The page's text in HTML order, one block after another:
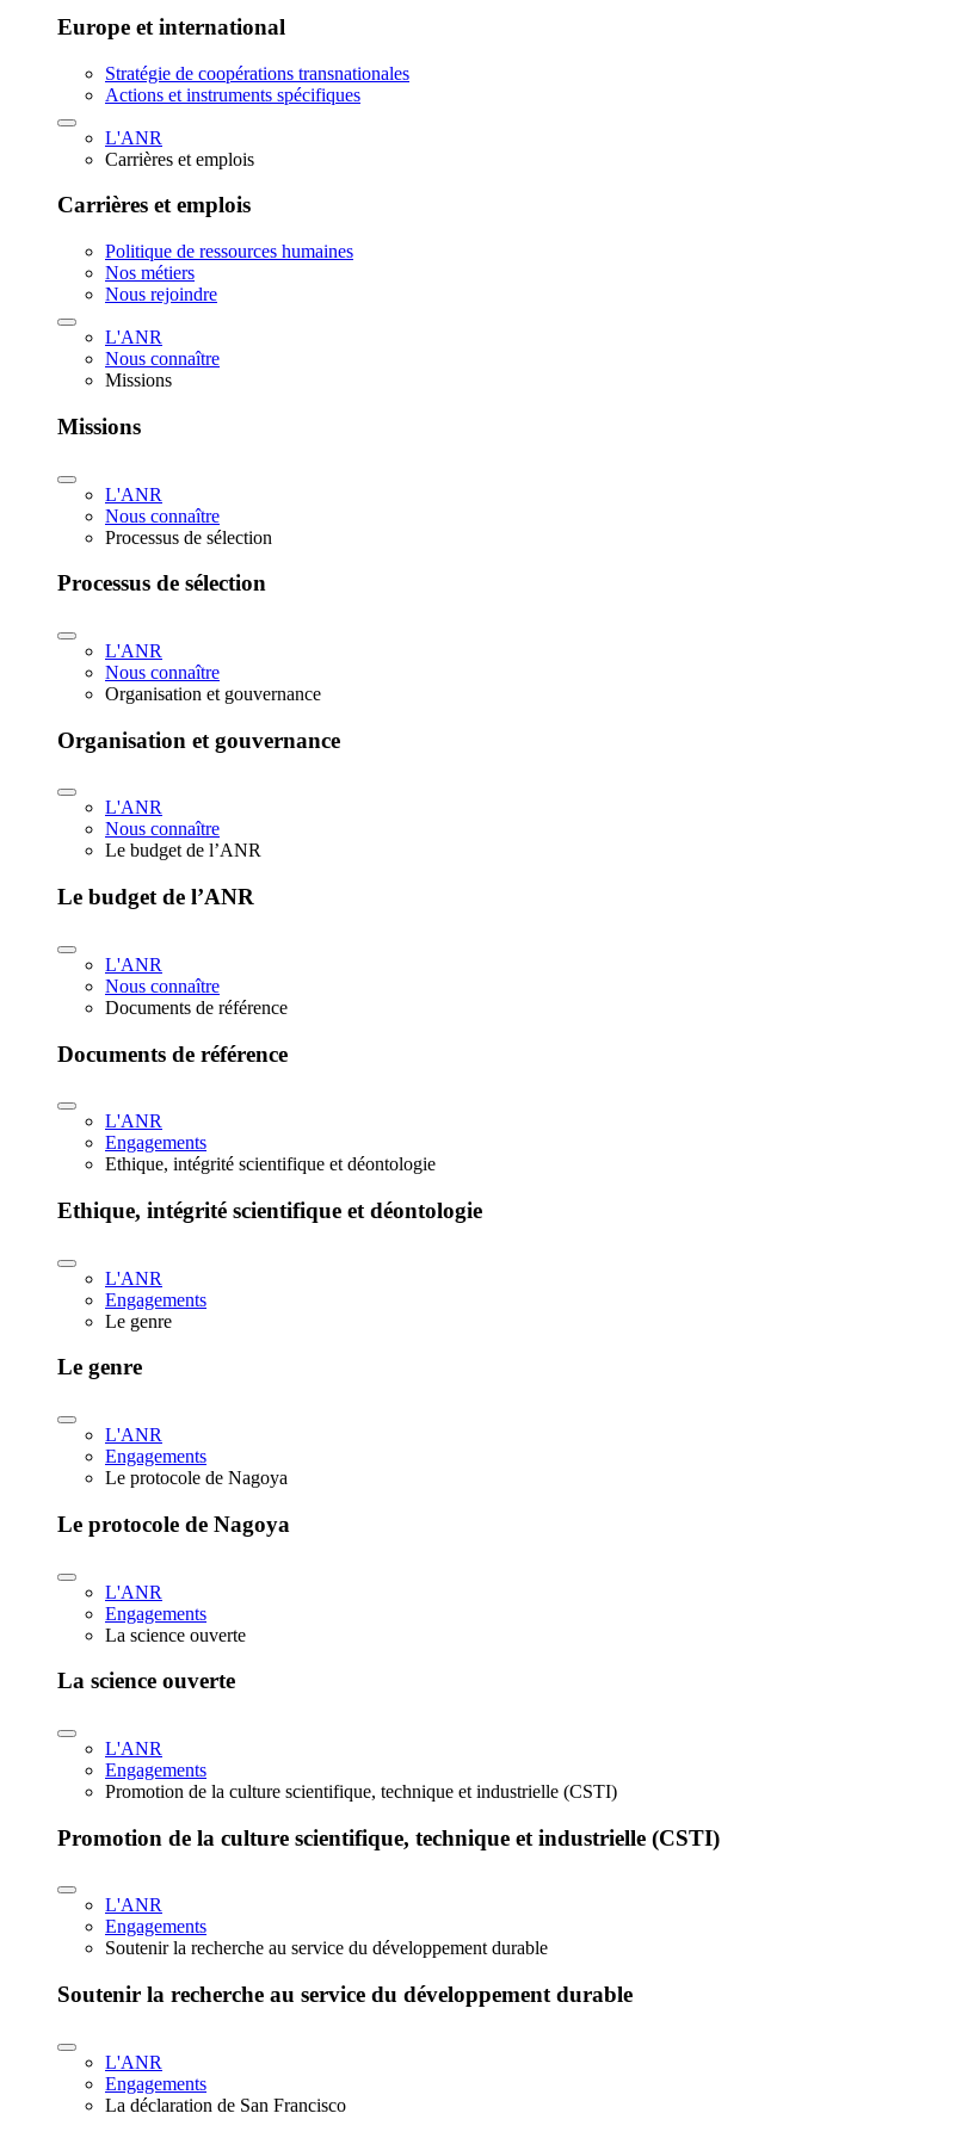
Europe et international
Stratégie de coopérations transnationales
Actions et instruments spécifiques
L'ANR
Carrières et emplois
Carrières et emplois
Politique de ressources humaines
Nos métiers
Nous rejoindre
L'ANR
Nous connaître
Missions
Missions
L'ANR
Nous connaître
Processus de sélection
Processus de sélection
L'ANR
Nous connaître
Organisation et gouvernance
Organisation et gouvernance
L'ANR
Nous connaître
Le budget de l’ANR
Le budget de l’ANR
L'ANR
Nous connaître
Documents de référence
Documents de référence
L'ANR
Engagements
Ethique, intégrité scientifique et déontologie
Ethique, intégrité scientifique et déontologie
L'ANR
Engagements
Le genre
Le genre
L'ANR
Engagements
Le protocole de Nagoya
Le protocole de Nagoya
L'ANR
Engagements
La science ouverte
La science ouverte
L'ANR
Engagements
Promotion de la culture scientifique, technique et industrielle (CSTI)
Promotion de la culture scientifique, technique et industrielle (CSTI)
L'ANR
Engagements
Soutenir la recherche au service du développement durable
Soutenir la recherche au service du développement durable
L'ANR
Engagements
La déclaration de San Francisco